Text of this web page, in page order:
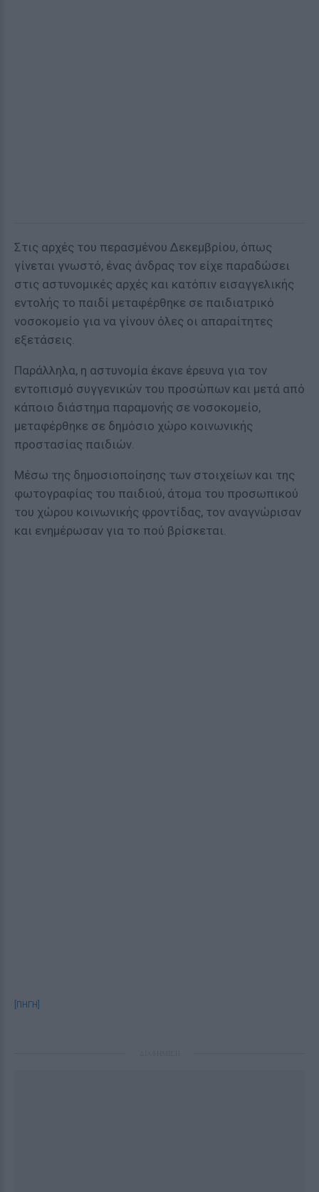
Στις αρχές του περασμένου Δεκεμβρίου, όπως
γίνεται γνωστό, ένας άνδρας τον είχε παραδώσει
στις αστυνομικές αρχές και κατόπιν εισαγγελικής
εντολής το παιδί μεταφέρθηκε σε παιδιατρικό
νοσοκομείο για να γίνουν όλες οι απαραίτητες
εξετάσεις.
Παράλληλα, η αστυνομία έκανε έρευνα για τον
εντοπισμό συγγενικών του προσώπων και μετά από
κάποιο διάστημα παραμονής σε νοσοκομείο,
μεταφέρθηκε σε δημόσιο χώρο κοινωνικής
προστασίας παιδιών.
Μέσω της δημοσιοποίησης των στοιχείων και της
φωτογραφίας του παιδιού, άτομα του προσωπικού
του χώρου κοινωνικής φροντίδας, τον αναγνώρισαν
και ενημέρωσαν για το πού βρίσκεται.
[ΠΗΓΗ]